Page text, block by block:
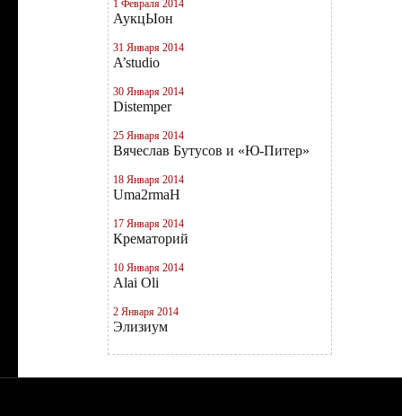
1 Февраля 2014
АукцЫон
31 Января 2014
A’studio
30 Января 2014
Distemper
25 Января 2014
Вячеслав Бутусов и «Ю-Питер»
18 Января 2014
Uma2rmaН
17 Января 2014
Крематорий
10 Января 2014
Alai Oli
2 Января 2014
Элизиум